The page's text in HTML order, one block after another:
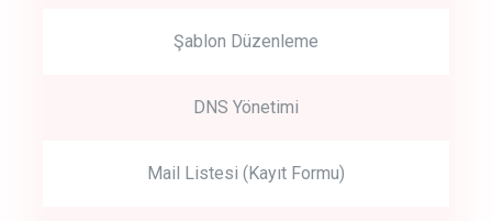
Şablon Düzenleme
DNS Yönetimi
Mail Listesi (Kayıt Formu)